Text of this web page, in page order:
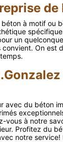
à motif ou
un
On est
avec du béton
vous à notre
Profitez du
notre